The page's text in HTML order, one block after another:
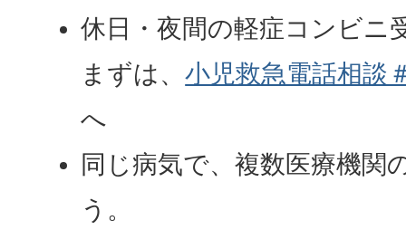
休日・夜間の軽症コンビニ
まずは、小児救急電話相談
へ
同じ病気で、複数医療機関
う。